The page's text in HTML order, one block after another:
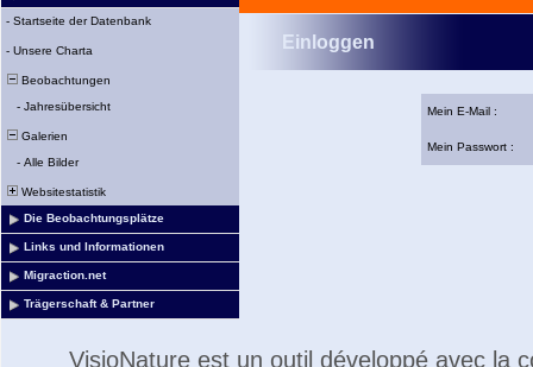
- Startseite der Datenbank
- Unsere Charta
Beobachtungen
- Jahresübersicht
Galerien
- Alle Bilder
Websitestatistik
Die Beobachtungsplätze
Links und Informationen
Migraction.net
Trägerschaft & Partner
Einloggen
Mein E-Mail :
Mein Passwort :
VisioNature est un outil développé avec la